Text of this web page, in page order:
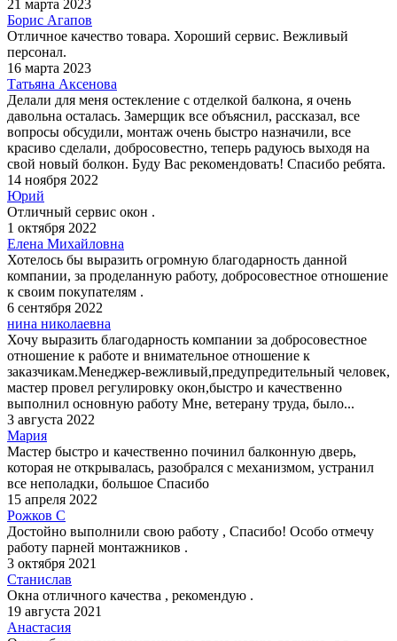
21 марта 2023
Борис Агапов
Отличное качество товара. Хороший сервис. Вежливый
персонал.
16 марта 2023
Татьяна Аксенова
Делали для меня остекление с отделкой балкона, я очень
давольна осталась. Замерщик все объяснил, рассказал, все
вопросы обсудили, монтаж очень быстро назначили, все
красиво сделали, добросовестно, теперь радуюсь выходя на
свой новый болкон. Буду Вас рекомендовать! Спасибо ребята.
14 ноября 2022
Юрий
Отличный сервис окон .
1 октября 2022
Елена Михайловна
Хотелось бы выразить огромную благодарность данной
компании, за проделанную работу, добросовестное отношение
к своим покупателям .
6 сентября 2022
нина николаевна
Хочу выразить благодарность компании за добросовестное
отношение к работе и внимательное отношение к
заказчикам.Менеджер-вежливый,предупредительный человек,
мастер провел регулировку окон,быстро и качественно
выполнил основную работу Мне, ветерану труда, было...
3 августа 2022
Мария
Мастер быстро и качественно починил балконную дверь,
которая не открывалась, разобрался с механизмом, устранил
все неполадки, большое Спасибо
15 апреля 2022
Рожков С
Достойно выполнили свою работу , Спасибо! Особо отмечу
работу парней монтажников .
3 октября 2021
Станислав
Окна отличного качества , рекомендую .
19 августа 2021
Анастасия